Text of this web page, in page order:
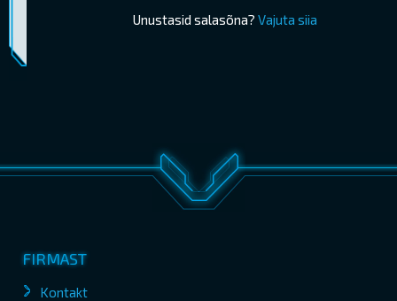
Unustasid salasõna? Vajuta siia
Piletimüük lõppes 13.05.2026 14:15 OSTA PILETID
FIRMAST
Kontakt